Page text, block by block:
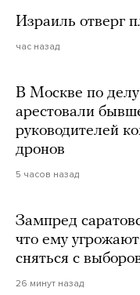
Израиль отверг
час назад
В Москве по
арестовали
руководителей
дронов
5 часов назад
Зампред
что ему
сняться с
26 минут назад